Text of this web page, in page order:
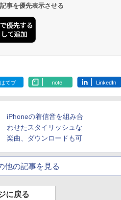
事を優先表示させる
はてブ note LinkedIn
iPhoneの着信音を組み合
わせたスタイリッシュな
楽曲、ダウンロードも可
他の記事を見る
に戻る